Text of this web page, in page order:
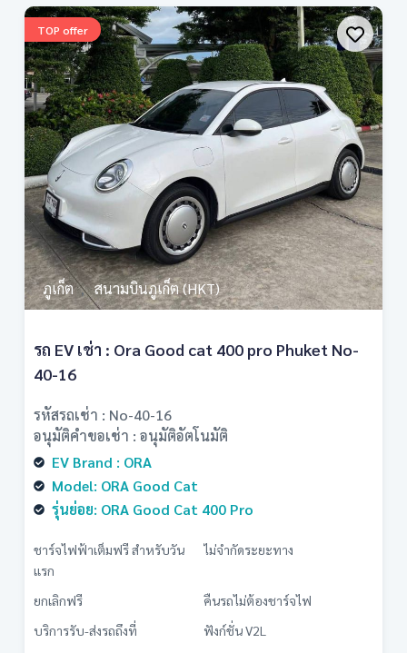
TOP offer
ภูเก็ต , สนามบินภูเก็ต (HKT)
รถ EV เช่า : Ora Good cat 400 pro Phuket No-
40-16
รหัสรถเช่า : No-40-16
อนุมัติคำขอเช่า : อนุมัติอัตโนมัติ
EV Brand : ORA
Model: ORA Good Cat
รุ่นย่อย: ORA Good Cat 400 Pro
ชาร์จไฟฟ้าเต็มฟรี สำหรับวัน
แรก
ไม่จำกัดระยะทาง
ยกเลิกฟรี
คืนรถไม่ต้องชาร์จไฟ
บริการรับ-ส่งรถถึงที่
ฟังก์ชั่น V2L